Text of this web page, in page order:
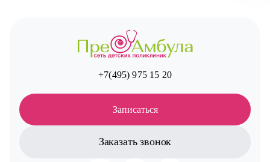
+7(495) 975 15 20
Записаться
Заказать звонок